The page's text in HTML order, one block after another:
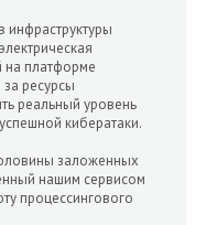
на платформе
ресурсы
реальный уровень
кибератаки.
заложенных
нашим сервисом
процессингового